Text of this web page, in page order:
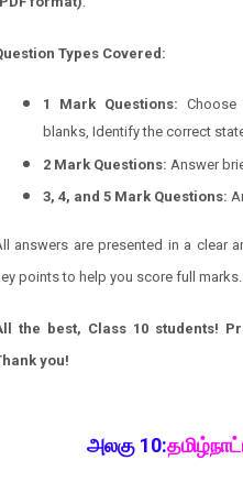
Types Covered:
1 Mark Questions:
blanks, Identify the correct
2 Mark Questions: Answer
3, 4, and 5 Mark Questions:
answers are presented in a clear
points to help you score full marks.
the best, Class 10 students!
you!
அலகு 10: